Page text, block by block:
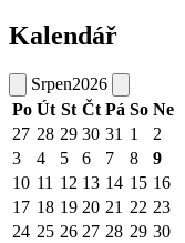
Kalendář
Srpen2026
Po Út St Čt Pá So Ne
27 28 29 30 31 1
2
3
4 5 6 7 8
9
10 11 12 13 14 15 16
17 18 19 20 21 22 23
24 25 26 27 28 29 30